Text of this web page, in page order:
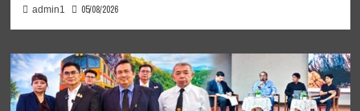
admin1 05/08/2026